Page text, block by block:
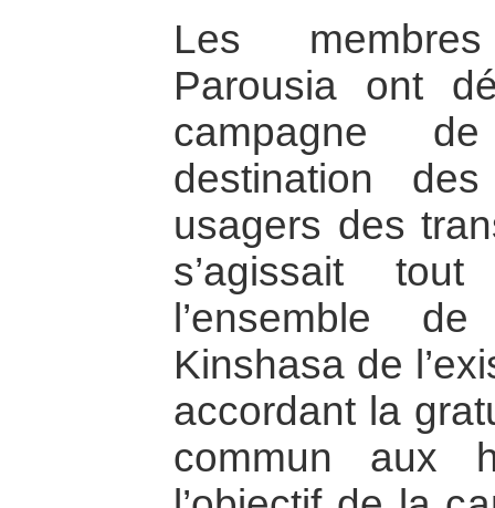
Les
Parousia ont
campagne
destination
usagers des
s’agissait tout
l’ensemble
Kinshasa de
accordant la
commun aux